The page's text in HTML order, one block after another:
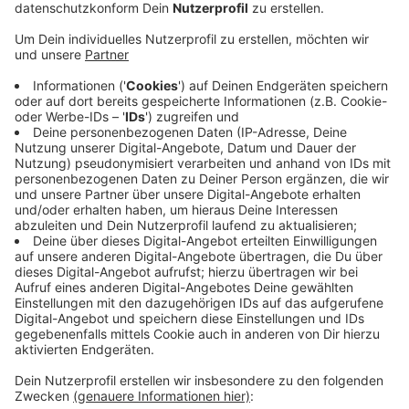
Drogenhandel zu betreiben.
Veröffentlicht:Donnerstag, 04.02.2021 07:20
Anzeige
Im Rahmen der Ermittlungen waren auch in Oberberg
Cannabis Plantagen entdeckt worden, heißt es aktuell
von der zuständigen Polizei in Mönchengladabch. 18
Wohnungen und Geschäftsräume wurden heute
gleichzeitig durchsucht, in Leverkusen und
Mönchengladbach gab es auch Festnahmen. Wo genau
im Oberbergischen durchsucht wurde, hat die Polizei
nicht mitgeteilt. Hörer berichten uns von einer Razzia
in Wipperfürth-Klaswipper.
Anzeige